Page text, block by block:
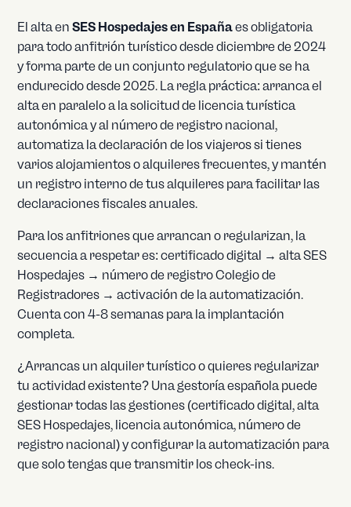
El alta enSES Hospedajes en Españaes obligatoria
para todo anfitrión turístico desde diciembre de 2024
y forma parte de un conjunto regulatorio que se ha
endurecido desde 2025. La regla práctica: arranca el
alta en paralelo a la solicitud de licencia turística
autonómica y al número de registro nacional,
automatiza la declaración de los viajeros si tienes
varios alojamientos o alquileres frecuentes, y mantén
un registro interno de tus alquileres para facilitar las
declaraciones fiscales anuales.
Para los anfitriones que arrancan o regularizan, la
secuencia a respetar es: certificado digital → alta SES
Hospedajes → número de registro Colegio de
Registradores → activación de la automatización.
Cuenta con 4-8 semanas para la implantación
completa.
¿Arrancas un alquiler turístico o quieres regularizar
tu actividad existente? Una gestoría española puede
gestionar todas las gestiones (certificado digital, alta
SES Hospedajes, licencia autonómica, número de
registro nacional) y configurar la automatización para
que solo tengas que transmitir los check-ins.